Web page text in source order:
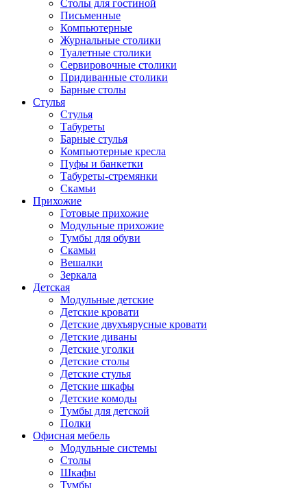
Столы для гостиной
Письменные
Компьютерные
Журнальные столики
Туалетные столики
Сервировочные столики
Придиванные столики
Барные столы
Стулья
Стулья
Табуреты
Барные стулья
Компьютерные кресла
Пуфы и банкетки
Табуреты-стремянки
Скамьи
Прихожие
Готовые прихожие
Модульные прихожие
Тумбы для обуви
Скамьи
Вешалки
Зеркала
Детская
Модульные детские
Детские кровати
Детские двухъярусные кровати
Детские диваны
Детские уголки
Детские столы
Детские стулья
Детские шкафы
Детские комоды
Тумбы для детской
Полки
Офисная мебель
Модульные системы
Столы
Шкафы
Тумбы